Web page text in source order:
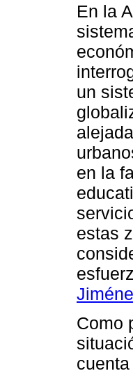
En la
un
en la
estas
Como